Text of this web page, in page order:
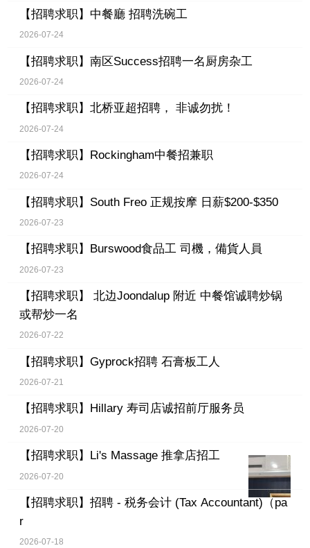
【招聘求职】 中餐廳 招聘洗碗工
2026-07-24
【招聘求职】 南区Success招聘一名厨房杂工
2026-07-24
【招聘求职】 北桥亚超招聘， 非诚勿扰！
2026-07-24
【招聘求职】 Rockingham中餐招兼职
2026-07-24
【招聘求职】 South Freo 正规按摩 日薪$200-$350
2026-07-23
【招聘求职】 Burswood食品工 司機，備貨人員
2026-07-23
【招聘求职】
北边Joondalup 附近 中餐馆诚聘炒锅
或帮炒一名
2026-07-22
【招聘求职】 Gyprock招聘 石膏板工人
2026-07-21
【招聘求职】 Hillary 寿司店诚招前厅服务员
2026-07-20
【招聘求职】 Li's Massage 推拿店招工
2026-07-20
【招聘求职】 招聘 - 税务会计 (Tax Accountant)（pa
r
2026-07-18